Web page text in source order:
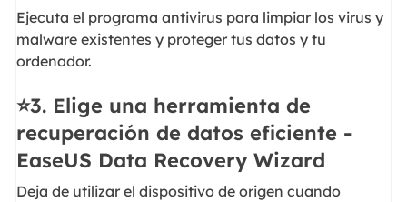
Ejecuta el programa antivirus para limpiar los virus y
malware existentes y proteger tus datos y tu
ordenador.
⭐3. Elige una herramienta de
recuperación de datos eficiente -
EaseUS Data Recovery Wizard
Deja de utilizar el dispositivo de origen cuando